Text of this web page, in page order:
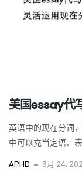
美国essay代
英语中的现在分词
中可以充当定语、
APHD 3月 24,